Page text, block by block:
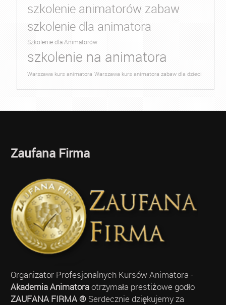
szkolenie animatorów zabaw
szkolenie dla animatora
Szkolenie dla Animatorów
szkolenie na animatora
Warszawa kurs animatora Warszawa kurs animatora zabaw dla dzieci
Zaufana Firma
Organizator Profesjonalnych Kursów Animatora -
Akademia Animatoraotrzymała prestiżowe godło
ZAUFANA FIRMA ®Serdecznie dziękujemy za